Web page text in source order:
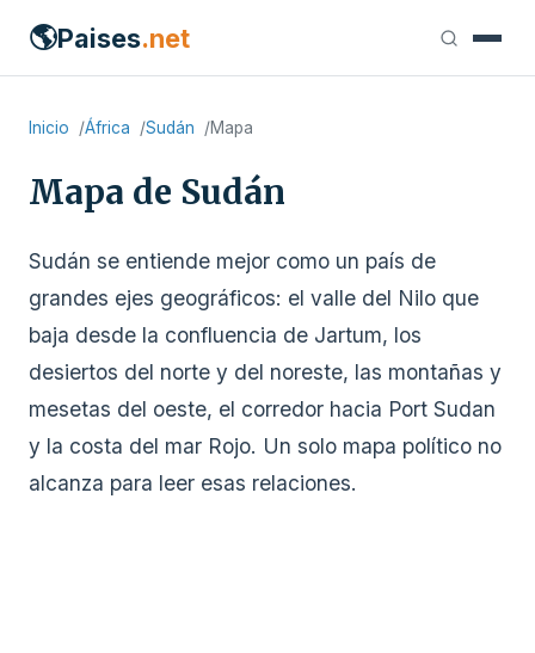
🌎Paises.net
Inicio África Sudán Mapa
Mapa de Sudán
Sudán se entiende mejor como un país de
grandes ejes geográficos: el valle del Nilo que
baja desde la confluencia de Jartum, los
desiertos del norte y del noreste, las montañas y
mesetas del oeste, el corredor hacia Port Sudan
y la costa del mar Rojo. Un solo mapa político no
alcanza para leer esas relaciones.